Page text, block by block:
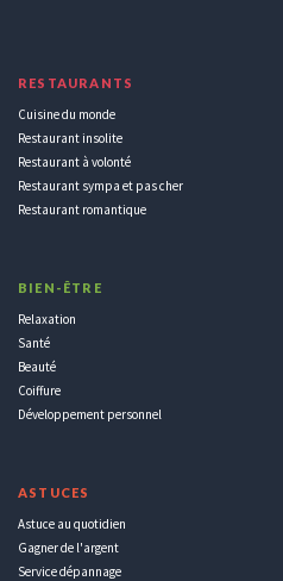
RESTAURANTS
Cuisine du monde
Restaurant insolite
Restaurant à volonté
Restaurant sympa et pas cher
Restaurant romantique
BIEN-ÊTRE
Relaxation
Santé
Beauté
Coiffure
Développement personnel
ASTUCES
Astuce au quotidien
Gagner de l'argent
Service dépannage